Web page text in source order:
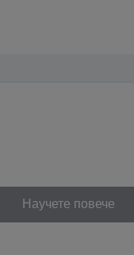
Научете повече